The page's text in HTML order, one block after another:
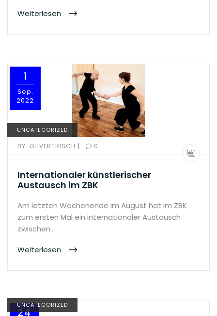
Weiterlesen
1
Sep.
2022
UNCATEGORIZED
BY: OLIVERTRISCH | 0
Internationaler künstlerischer
Austausch im ZBK
Am letzten Wochenende im August hat im ZBK
zum ersten Mal ein internationaler Austausch
zwischen…
Weiterlesen
24
UNCATEGORIZED